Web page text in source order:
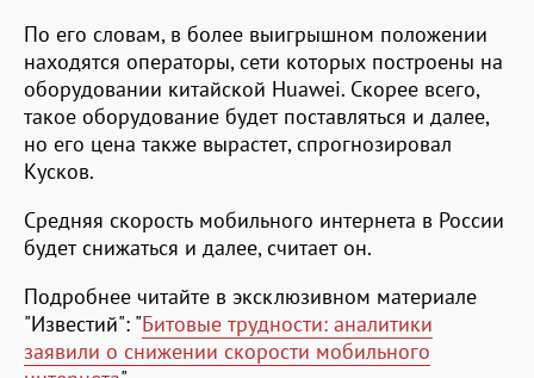
По его словам, в более выигрышном положении
находятся операторы, сети которых построены на
оборудовании китайской Huawei. Скорее всего,
такое оборудование будет поставляться и далее,
но его цена также вырастет, спрогнозировал
Кусков.
Средняя скорость мобильного интернета в России
будет снижаться и далее, считает он.
Подробнее читайте в эксклюзивном материале
"Известий": "Битовые трудности: аналитики
заявили о снижении скорости мобильного